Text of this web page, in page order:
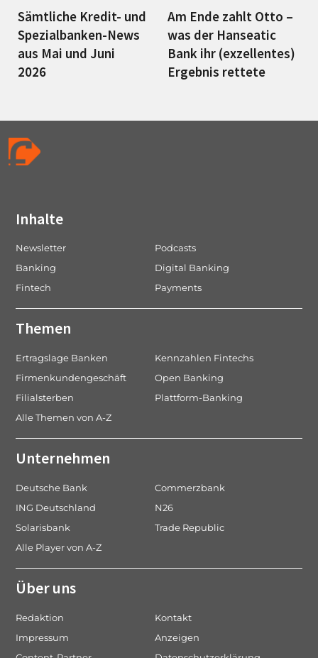
Sämtliche Kredit- und
Spezialbanken-News
aus Mai und Juni
2026
Am Ende zahlt Otto –
was der Hanseatic
Bank ihr (exzellentes)
Ergebnis rettete
Inhalte
Newsletter
Podcasts
Banking
Digital Banking
Fintech
Payments
Themen
Ertragslage Banken
Kennzahlen Fintechs
Firmenkundengeschäft
Open Banking
Filialsterben
Plattform-Banking
Alle Themen von A-Z
Unternehmen
Deutsche Bank
Commerzbank
ING Deutschland
N26
Solarisbank
Trade Republic
Alle Player von A-Z
Über uns
Redaktion
Kontakt
Impressum
Anzeigen